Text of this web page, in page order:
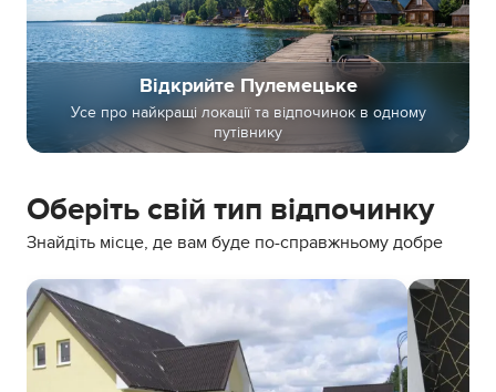
Відкрийте Пулемецьке
Усе про найкращі локації та відпочинок в одному
путівнику
Оберіть свій тип відпочинку
Знайдіть місце, де вам буде по-справжньому добре